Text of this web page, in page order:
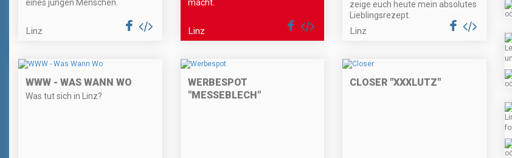
eines jungen Menschen.
Linz
macht.
Linz
zeige euch heute mein absolutes
Lieblingsrezept.
Linz
WWW - WAS WANN WO
Was tut sich in Linz?
WERBESPOT
"MESSEBLECH"
CLOSER "XXXLUTZ"